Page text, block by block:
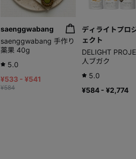
saenggwabang
saenggwabang 手作り
薬果 40g
5.0
¥533 - ¥541
¥584
ディライトプロ
ェクト
DELIGHT
人ブガク
5.0
¥584 - ¥2,774